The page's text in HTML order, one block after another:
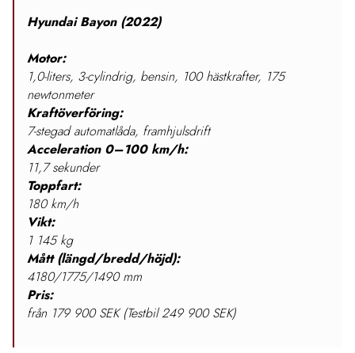
Hyundai Bayon (2022)
Motor:
1,0-liters, 3-cylindrig, bensin, 100 hästkrafter, 175
newtonmeter
Kraftöverföring:
7-stegad automatlåda, framhjulsdrift
Acceleration 0–100 km/h:
11,7 sekunder
Toppfart:
180 km/h
Vikt:
1145 kg
Mått (längd/bredd/höjd):
4180/1775/1490 mm
Pris:
från 179 900 SEK (Testbil 249 900 SEK)